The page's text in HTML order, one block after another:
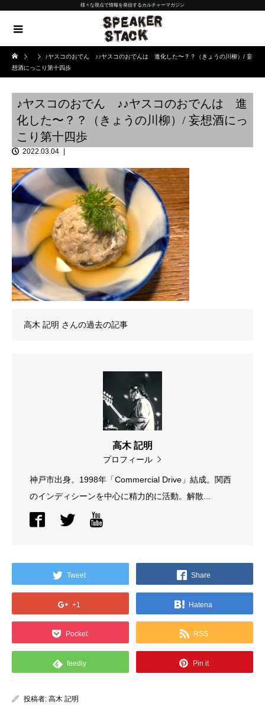
様々な視点で情報を発信するカルチャーマガジン
♪ヤスコのおでん ♪♪ヤスコのおでんは 進化した〜？？（きょうの川柳）/ 妄
想酒にっこり第十四歩
♪ヤスコのおでん ♪♪ヤスコのおでんは 進
化した〜？？（きょうの川柳）/ 妄想酒にっ
こり第十四歩
2022.03.04
高木 記明 さんの過去の記事
高木 記明
プロフィール
神戸市出身。1998年「Commercial Drive」結成。関西
のインディシーンを中心に精力的に活動。解散...
Tweet Share
+1 Hatena
Pocket RSS
feedly Pin it
投稿者: 高木 記明